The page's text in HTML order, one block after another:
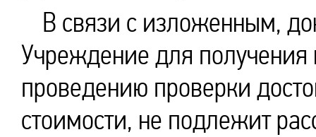
В связи с изложенным,
Учреждение для получения
проведению проверки
стоимости, не подлежит